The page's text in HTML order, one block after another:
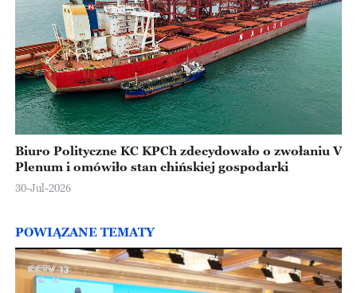
Biuro Polityczne KC KPCh zdecydowało o zwołaniu V
Plenum i omówiło stan chińskiej gospodarki
30-Jul-2026
POWIĄZANE TEMATY